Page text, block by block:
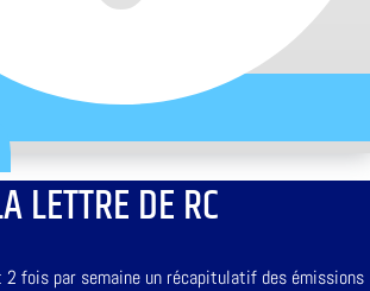
LETTRE DE RC
2 fois par semaine un récapitulatif des émissions